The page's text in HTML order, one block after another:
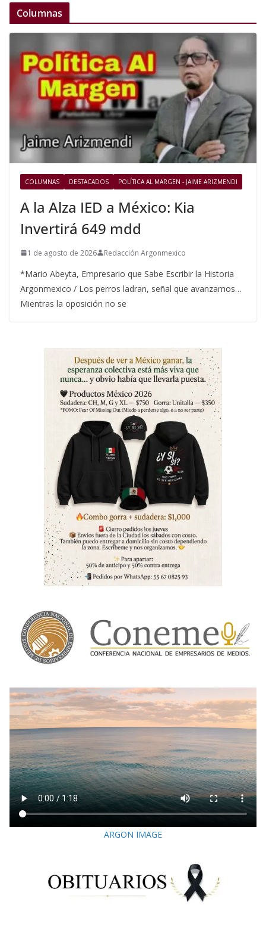
Columnas
COLUMNAS DESTACADOS POLÍTICA AL MARGEN - JAIME ARIZMENDI
A la Alza IED a México: Kia
Invertirá 649 mdd
1 de agosto de 2026 Redacción Argonmexico
*Mario Abeyta, Empresario que Sabe Escribir la Historia
Argonmexico / Los perros ladran, señal que avanzamos…
Mientras la oposición no se
ARGON IMAGE